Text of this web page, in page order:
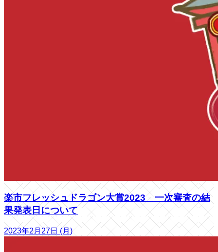
楽市フレッシュドラゴン大賞2023 一次審査の結
果発表日について
2023年2月27日 (月)